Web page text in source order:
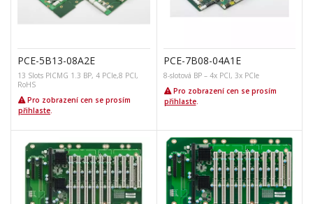
PCE-5B13-08A2E
13 Slots PICMG 1.3 BP, 4 PCIe,8 PCI,
RoHS
Pro zobrazení cen se prosím
přihlaste.
PCE-7B08-04A1E
8-slotová BP – 4x PCI, 3x PCIe
Pro zobrazení cen se prosím
přihlaste.